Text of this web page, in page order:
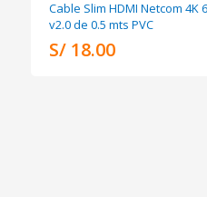
Cable Slim HDMI Netcom 4K
v2.0 de 0.5 mts PVC
S/ 18.00